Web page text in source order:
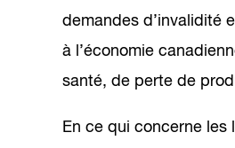
demandes d’invalidité
à l’économie
santé, de perte de
En ce qui concerne